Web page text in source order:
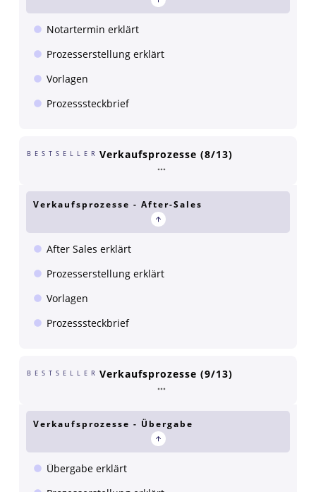
Notartermin erklärt
Prozesserstellung erklärt
Vorlagen
Prozesssteckbrief
BESTSELLER Verkaufsprozesse (8/13)
Verkaufsprozesse - After-Sales
After Sales erklärt
Prozesserstellung erklärt
Vorlagen
Prozesssteckbrief
BESTSELLER Verkaufsprozesse (9/13)
Verkaufsprozesse - Übergabe
Übergabe erklärt